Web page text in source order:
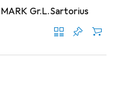
Gr.L.Sartorius